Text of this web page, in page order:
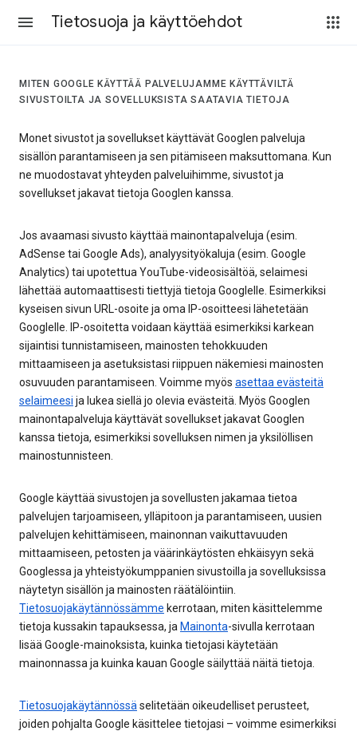
Tietosuoja ja käyttöehdot
MITEN GOOGLE KÄYTTÄÄ PALVELUJAMME KÄYTTÄVILTÄ
SIVUSTOILTA JA SOVELLUKSISTA SAATAVIA TIETOJA
Monet sivustot ja sovellukset käyttävät Googlen palveluja
sisällön parantamiseen ja sen pitämiseen maksuttomana. Kun
ne muodostavat yhteyden palveluihimme, sivustot ja
sovellukset jakavat tietoja Googlen kanssa.
Jos avaamasi sivusto käyttää mainontapalveluja (esim.
AdSense tai Google Ads), analyysityökaluja (esim. Google
Analytics) tai upotettua YouTube-videosisältöä, selaimesi
lähettää automaattisesti tiettyjä tietoja Googlelle. Esimerkiksi
kyseisen sivun URL-osoite ja oma IP-osoitteesi lähetetään
Googlelle. IP-osoitetta voidaan käyttää esimerkiksi karkean
sijaintisi tunnistamiseen, mainosten tehokkuuden
mittaamiseen ja asetuksistasi riippuen näkemiesi mainosten
osuvuuden parantamiseen. Voimme myös asettaa evästeitä
selaimeesi ja lukea siellä jo olevia evästeitä. Myös Googlen
mainontapalveluja käyttävät sovellukset jakavat Googlen
kanssa tietoja, esimerkiksi sovelluksen nimen ja yksilöllisen
mainostunnisteen.
Google käyttää sivustojen ja sovellusten jakamaa tietoa
palvelujen tarjoamiseen, ylläpitoon ja parantamiseen, uusien
palvelujen kehittämiseen, mainonnan vaikuttavuuden
mittaamiseen, petosten ja väärinkäytösten ehkäisyyn sekä
Googlessa ja yhteistyökumppanien sivustoilla ja sovelluksissa
näytetyn sisällön ja mainosten räätälöintiin.
Tietosuojakäytännössämme kerrotaan, miten käsittelemme
tietoja kussakin tapauksessa, ja Mainonta-sivulla kerrotaan
lisää Google-mainoksista, kuinka tietojasi käytetään
mainonnassa ja kuinka kauan Google säilyttää näitä tietoja.
Tietosuojakäytännössäselitetään oikeudelliset perusteet,
joiden pohjalta Google käsittelee tietojasi – voimme esimerkiksi